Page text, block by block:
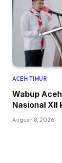
ACEH TIMUR
Wabup
Nasional XII
August 8, 2026